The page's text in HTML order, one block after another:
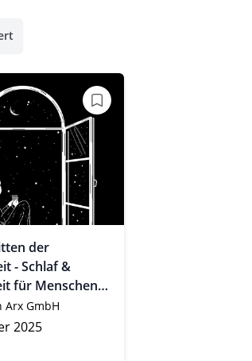
der
- Schlaf &
für Menschen
Online Kurs.
Arx GmbH
2025